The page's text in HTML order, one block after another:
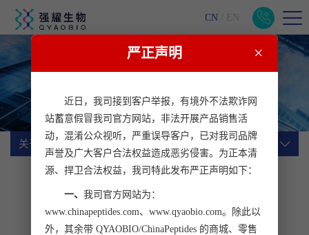
CN EN
关于我们
一站式生物医药科研服务平台
关于我们
公司简介 企业文化
公司动态
行业动态
加入我们
联系我们
严正声明 ×
近日，我司接到客户举报，有境外不法欺诈网
站蓄意假冒我司官方网站，非法开展产品销售活
动，混淆公众视听，严重误导客户，已对我司品牌
声誉及广大客户合法权益造成恶劣侵害。为正本清
源、捍卫合法权益，我司特此发布严正声明如下：
一、 我司官方网站为：
www.chinapeptides.com、www.qyaobio.com。除此以
外，其余带 QYAOBIO/ChinaPeptides 的商城、零售